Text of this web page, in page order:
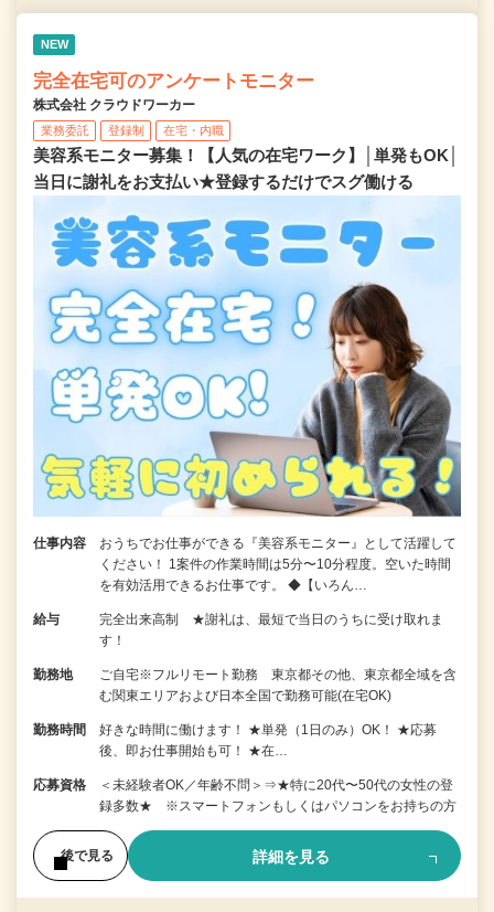
NEW
完全在宅可のアンケートモニター
株式会社 クラウドワーカー
業務委託 登録制 在宅・内職
美容系モニター募集！【人気の在宅ワーク】│単発もOK│
当日に謝礼をお支払い★登録するだけでスグ働ける
仕事内容
おうちでお仕事ができる『美容系モニター』として活躍して
ください！ 1案件の作業時間は5分〜10分程度。空いた時間
を有効活用できるお仕事です。 ◆【いろん…
給与
完全出来高制 ★謝礼は、最短で当日のうちに受け取れま
す！
勤務地
ご自宅※フルリモート勤務 東京都その他、東京都全域を含
む関東エリアおよび日本全国で勤務可能(在宅OK)
勤務時間
好きな時間に働けます！ ★単発（1日のみ）OK！ ★応募
後、即お仕事開始も可！ ★在…
応募資格
＜未経験者OK／年齢不問＞⇒★特に20代〜50代の女性の登
録多数★ ※スマートフォンもしくはパソコンをお持ちの方
後で見る 詳細を見る